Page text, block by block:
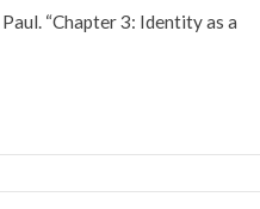
“Chapter 3: Identity as a